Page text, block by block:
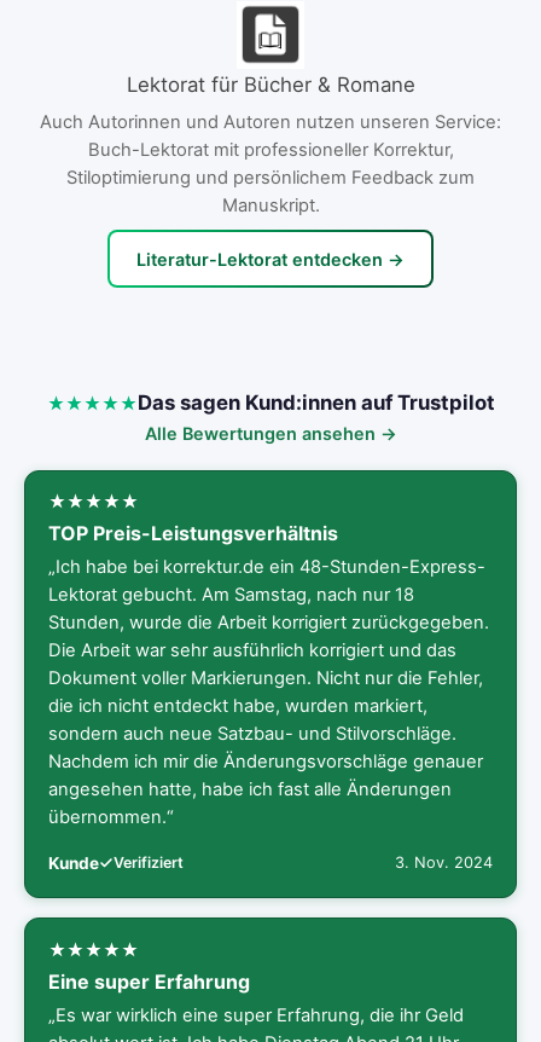
Lektorat für Bücher & Romane
Auch Autorinnen und Autoren nutzen unseren Service:
Buch-Lektorat mit professioneller Korrektur,
Stiloptimierung und persönlichem Feedback zum
Manuskript.
Literatur-Lektorat entdecken →
Das sagen Kund:innen auf Trustpilot
Alle Bewertungen ansehen →
TOP Preis-Leistungsverhältnis
„Ich habe bei korrektur.de ein 48-Stunden-Express-
Lektorat gebucht. Am Samstag, nach nur 18
Stunden, wurde die Arbeit korrigiert zurückgegeben.
Die Arbeit war sehr ausführlich korrigiert und das
Dokument voller Markierungen. Nicht nur die Fehler,
die ich nicht entdeckt habe, wurden markiert,
sondern auch neue Satzbau- und Stilvorschläge.
Nachdem ich mir die Änderungsvorschläge genauer
angesehen hatte, habe ich fast alle Änderungen
übernommen.“
Kunde Verifiziert 3. Nov. 2024
Eine super Erfahrung
„Es war wirklich eine super Erfahrung, die ihr Geld